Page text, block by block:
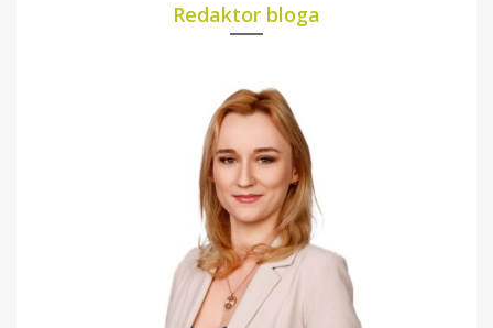
Redaktor bloga